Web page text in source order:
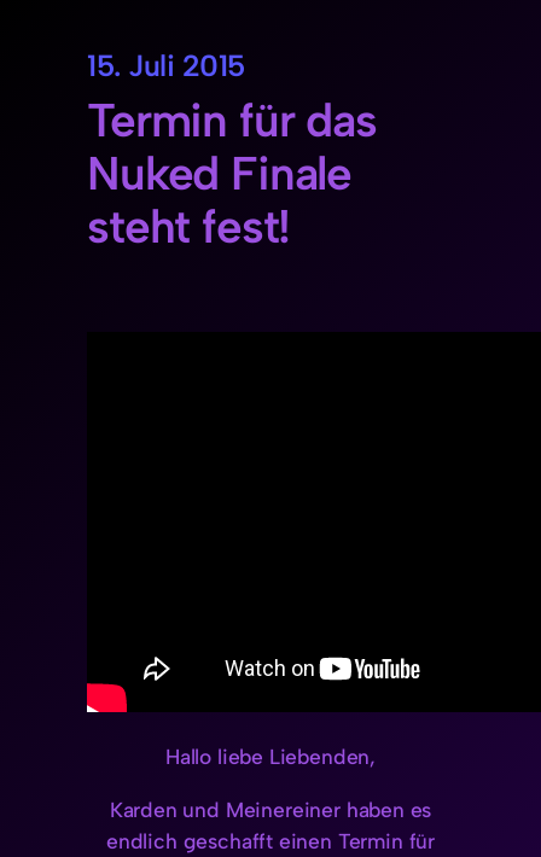
15. Juli 2015
Termin für das
Nuked Finale
steht fest!
Hallo liebe Liebenden,
Karden und Meinereiner haben es
endlich geschafft einen Termin für